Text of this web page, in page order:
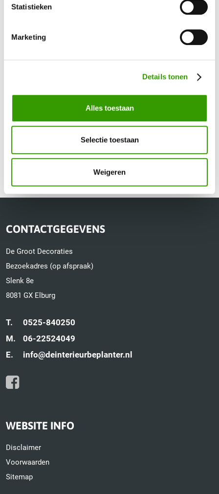
Statistieken
Marketing
Details tonen
Alles toestaan
Selectie toestaan
Weigeren
Telefoonnummer
Verzenden
CONTACTGEGEVENS
De Groot Decoraties
Bezoekadres (op afspraak)
Slenk 8e
8081 GX Elburg
T.
0525-840250
M.
06-22524049
E.
info@deinterieurbeplanter.nl
WEBSITE INFO
Disclaimer
Voorwaarden
Sitemap